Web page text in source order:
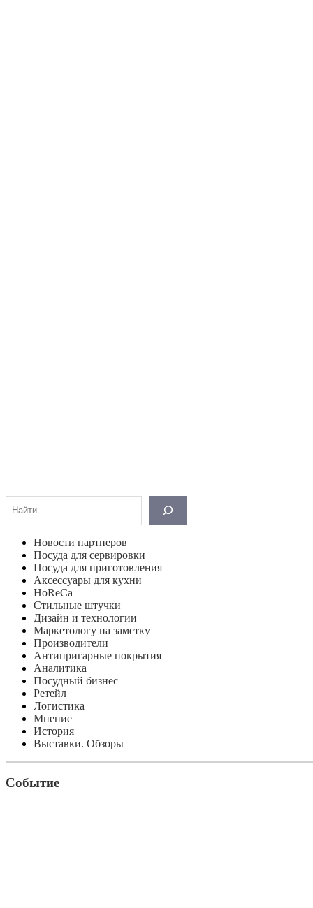
Новости партнеров
Посуда для сервировки
Посуда для приготовления
Аксессуары для кухни
HoReCa
Стильные штучки
Дизайн и технологии
Маркетологу на заметку
Производители
Антипригарные покрытия
Аналитика
Посудный бизнес
Ретейл
Логистика
Мнение
История
Выставки. Обзоры
Событие